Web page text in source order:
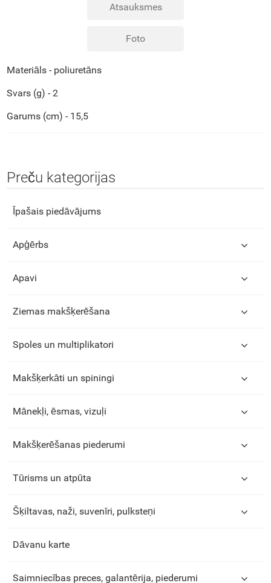
Atsauksmes
Foto
Materiāls - poliuretāns
Svars (g) - 2
Garums (cm) - 15,5
Preču kategorijas
Īpašais piedāvājums
Apģērbs
Apavi
Ziemas makšķerēšana
Spoles un multiplikatori
Makšķerkāti un spiningi
Mānekļi, ēsmas, vizuļi
Makšķerēšanas piederumi
Tūrisms un atpūta
Šķiltavas, naži, suvenīri, pulksteņi
Dāvanu karte
Saimniecības preces, galantērija, piederumi